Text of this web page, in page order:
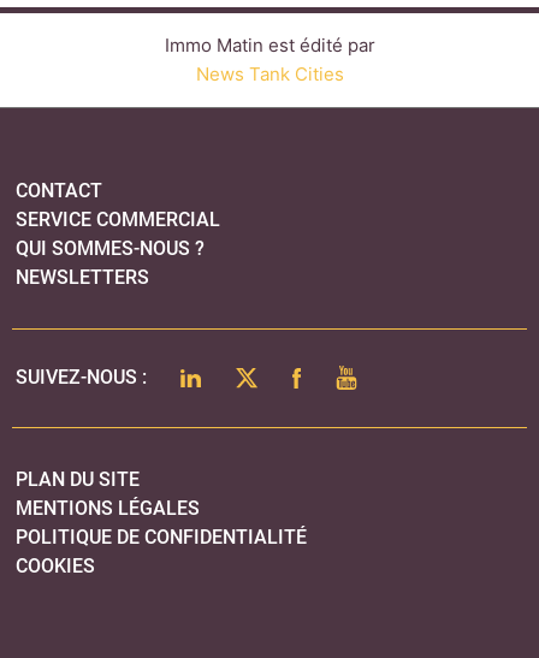
LINKEDINTWITTERFACEBOOK
YOUTUBE
MENTIONS LÉGALES
POLITIQUE DE CONFIDENTIALITÉ
COOKIES